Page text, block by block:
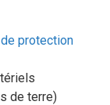
protection
de terre)